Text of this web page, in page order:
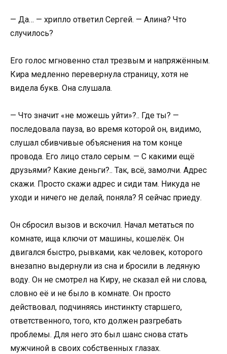
— Да… — хрипло ответил Сергей. — Алина? Что
случилось?
Его голос мгновенно стал трезвым и напряжённым.
Кира медленно перевернула страницу, хотя не
видела букв. Она слушала.
— Что значит «не можешь уйти»?.. Где ты? —
последовала пауза, во время которой он, видимо,
слушал сбивчивые объяснения на том конце
провода. Его лицо стало серым. — С какими ещё
друзьями? Какие деньги?.. Так, всё, замолчи. Адрес
скажи. Просто скажи адрес и сиди там. Никуда не
уходи и ничего не делай, поняла? Я сейчас приеду.
Он сбросил вызов и вскочил. Начал метаться по
комнате, ища ключи от машины, кошелёк. Он
двигался быстро, рывками, как человек, которого
внезапно выдернули из сна и бросили в ледяную
воду. Он не смотрел на Киру, не сказал ей ни слова,
словно её и не было в комнате. Он просто
действовал, подчиняясь инстинкту старшего,
ответственного, того, кто должен разгребать
проблемы. Для него это был шанс снова стать
мужчиной в своих собственных глазах.